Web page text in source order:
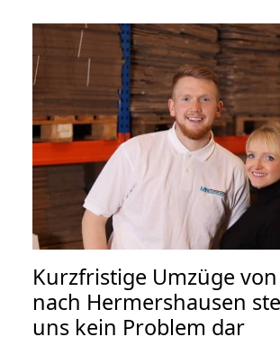
Kurzfristige Umzüge
nach Hermershausen
uns kein Problem dar